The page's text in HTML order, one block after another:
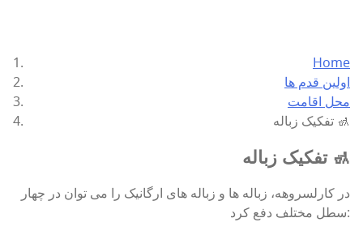
Home
اولین قدم ها
محل اقامت
تفکیک زباله 🚮
تفکیک زباله 🚮
در کارلسروهه، زباله ها و زباله های ارگانیک را می توان در چهار
سطل مختلف دفع کرد: